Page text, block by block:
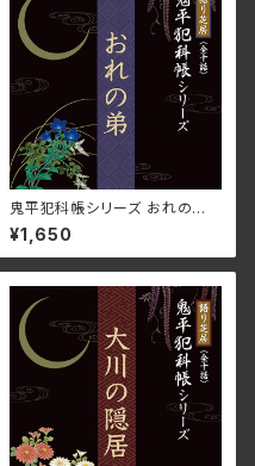
鬼平犯科帳シリーズ おれの
弟 DLBK-209(仕様:CD)
¥1,650